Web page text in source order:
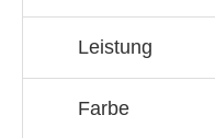
Leistung
Farbe